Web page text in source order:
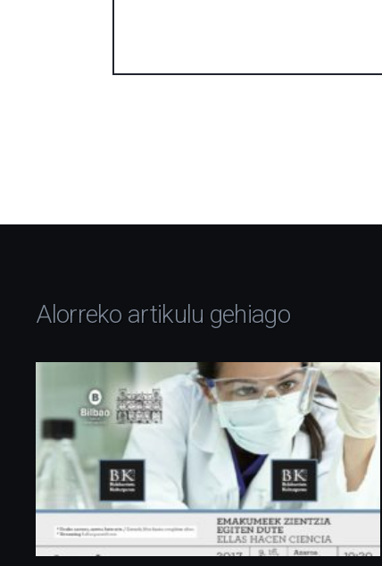
Alorreko artikulu gehiago